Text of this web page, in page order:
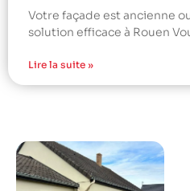
Votre façade est ancienne
solution efficace à Rouen
Lire la suite »